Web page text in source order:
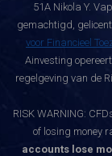
51A Nikola Y.
gemachtigd,
voor Financieel
Ainvesting
regelgeving van de
RISK WARNING:
of losing money
accounts lose